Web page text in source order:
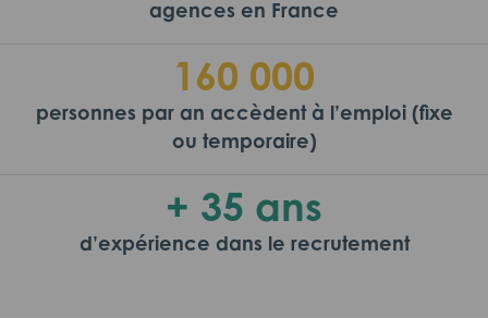
agences en France
160 000
personnes par an accèdent à l’emploi (fixe
ou temporaire)
+ 35 ans
d’expérience dans le recrutement